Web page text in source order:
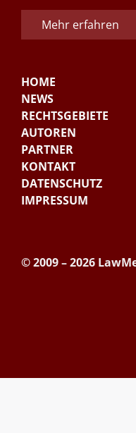
Mehr erfahren
HOME
NEWS
RECHTSGEBIETE
AUTOREN
PARTNER
KONTAKT
DATENSCHUTZ
IMPRESSUM
© 2009 – 2026